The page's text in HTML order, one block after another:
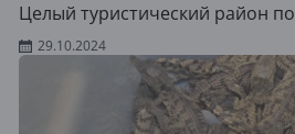
Целый туристический район
29.10.2024